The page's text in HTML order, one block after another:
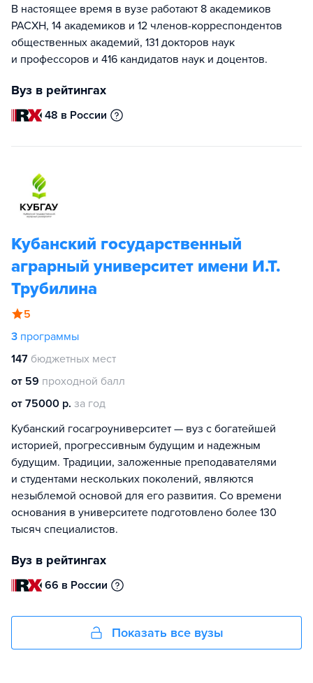
В настоящее время в вузе работают 8 академиков
РАСХН, 14 академиков и 12 членов-корреспондентов
общественных академий, 131 докторов наук
и профессоров и 416 кандидатов наук и доцентов.
Вуз в рейтингах
48 в России
Кубанский государственный
аграрный университет имени И.Т.
Трубилина
5
3 программы
147 бюджетных мест
от 59 проходной балл
от 75000 р. за год
Кубанский госагроуниверситет — вуз с богатейшей
историей, прогрессивным будущим и надежным
будущим. Традиции, заложенные преподавателями
и студентами нескольких поколений, являются
незыблемой основой для его развития. Со времени
основания в университете подготовлено более 130
тысяч специалистов.
Вуз в рейтингах
66 в России
Показать все вузы